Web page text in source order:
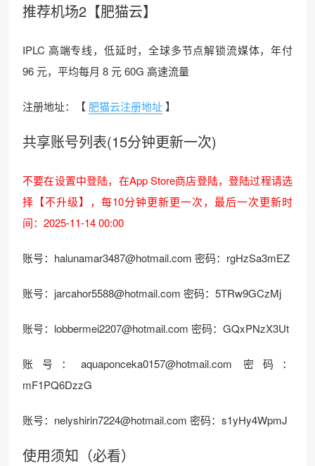
推荐机场2【肥猫云】
IPLC 高端专线，低延时，全球多节点解锁流媒体，年付
96 元，平均每月 8 元 60G 高速流量
注册地址：【 肥猫云注册地址】
共享账号列表(15分钟更新一次)
不要在设置中登陆，在App Store商店登陆，登陆过程请选
择【不升级】，每10分钟更新更一次，最后一次更新时
间：2025-11-14 00:00
账号： halunamar3487@hotmail.com 密码：rgHzSa3mEZ
账号： jarcahor5588@hotmail.com 密码：5TRw9GCzMj
账号： lobbermei2207@hotmail.com 密码：GQxPNzX3Ut
账号： aquaponceka0157@hotmail.com 密码：
mF1PQ6DzzG
账号： nelyshirin7224@hotmail.com 密码：s1yHy4WpmJ
使用须知（必看）